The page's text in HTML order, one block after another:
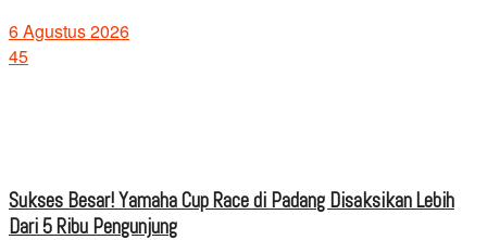
6 Agustus 2026
45
Sukses Besar! Yamaha Cup Race di Padang Disaksikan Lebih
Dari 5 Ribu Pengunjung